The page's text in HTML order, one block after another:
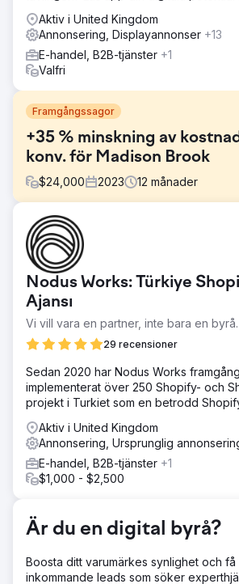
Aktiv i United Kingdom
Annonsering, Displayannonser +13
E-handel, B2B-tjänster +1
Valfri
Framgångssagor
+35 % minskning av
konv. för Madison Brook
$24,000 2023 12 månader
Utmaning
Madison Brook International stod inför
kundanskaffningskostnader (CAC) och
leadgenerering genom sina PPC-
var att öka synligheten, generera
minska CAC.
Lösning
Vi fokuserade mycket på
minskade förlorad visningsandel (mer
kostnad). Vi förfinade sökord och bud,
annonser och justerade
tester för ständiga förbättringar.
Resultat
Vår strategi ledde till +45 % ökning av
(CTR), +35 % minskning av kostnaden
förändringar höjde avsevärt deras
minskade deras totala
Gå till byråsida
Nodus Works: Türkiye
Ajansı
Vi vill vara en partner, inte bara en byrå.
29 recensioner
Sedan 2020 har Nodus Works
implementerat över 250 Shopify- och
projekt i Turkiet som en betrodd
Aktiv i United Kingdom
Annonsering, Ursprunglig
E-handel, B2B-tjänster +1
$1,000 - $2,500
Är du en digital byrå?
Boosta ditt varumärkes synlighet och få
inkommande leads som söker